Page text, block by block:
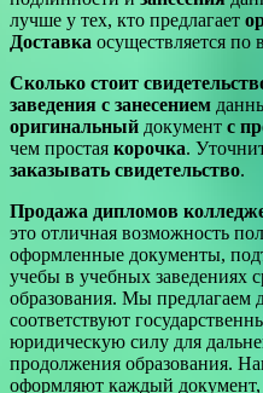
лучше у тех, кто предлагает
Доставка осуществляется по
Сколько стоит
заведения с занесением
оригинальный документ с
чем простая корочка.
заказывать свидетельство.
Продажа дипломов
это отличная возможность
оформленные документы,
учебы в учебных заведениях
образования. Мы
соответствуют
юридическую силу для
продолжения образования.
оформляют каждый документ,